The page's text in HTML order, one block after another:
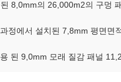
8,0mm의 26,000m2의 구멍
정에서 설치된 7,8mm 평면
된 9,0mm 모래 질감 패널